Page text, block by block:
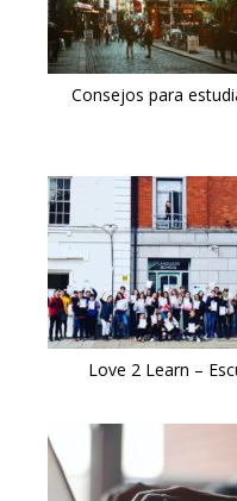
Consejos para
Love 2 Learn –